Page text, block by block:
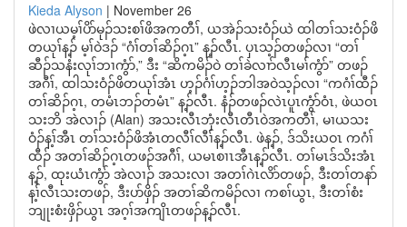
Kieda Alyson | November 26
ဖဲလၢယမ့ၢ်ပိာ်မုၣ်သးစၢ်ဖိအကတီၢ်, ယအဲၣ်သးဝံၣ်ယဲ ထါတၢ်သးဝံၣ်ဖိ
တယုၢ်န့ၣ် မ့ၢ်ဝဲဒၣ် “ဂံၢ်တၢ်ဆိၣ်ဂ့ၤ” န့ၣ်လီၤ. ပှၤသ့ၣ်တဖၣ်လၢ “တၢ်
ဆီၣ်သနံးလုၢ်ဘၢကွံာ်,” ဒီး “ဆိကမိၣ်ဝဲ တၢ်ခဲလၢာ်လီၤမၢ်ကွံာ်” တဖၣ်
အဂီၢ်, ထါသးဝံၣ်ဖိတယုၢ်အံၤ ဟ့ၣ်ဂံၢ်ဟ့ၣ်ဘါအဝဲသ့ၣ်လၢ “ကဂံၢ်ထီၣ်
တၢ်ဆိၣ်ဂ့ၤ, တမံၤဘၣ်တမံၤ” န့ၣ်လီၤ. နံၣ်တဖၣ်လဲၤပူၤကွံာ်ဝံၤ, ဖဲယဝၤ
သးဘိ အဲလၢၣ် (Alan) အသးလီၤဘှံးလီၤတီၤဝဲအကတီၢ်, မၢယသး
ဝံၣ်န့ၢ်အီၤ တၢ်သးဝံၣ်ဖိအံၤတလီၢ်လီၢ်န့ၣ်လီၤ. ဖဲန့ၣ်, ဒ်သိးယဝၤ ကဂံၢ်
ထီၣ် အတၢ်ဆိၣ်ဂ့ၤတဖၣ်အဂီၢ်, ယမၤစၢၤအီၤန့ၣ်လီၤ. တၢ်မၤဒ်သိးအံၤ
န့ၣ်, ထုးယံၤကွံာ် အဲလၢၣ် အသးလၢ အတၢ်ဂဲၤလိာ်တဖၣ်, ဒီးတၢ်တနာ်
န့ၢ်လီၤသးတဖၣ်, ဒီးပာ်ဖှိၣ် အတၢ်ဆိကမိၣ်လၢ ကစၢ်ယွၤ, ဒီးတၢ်စံး
ဘျုးစံးဖှိၣ်ယွၤ အဂ့ၢ်အကျိၤတဖၣ်န့ၣ်လီၤ.